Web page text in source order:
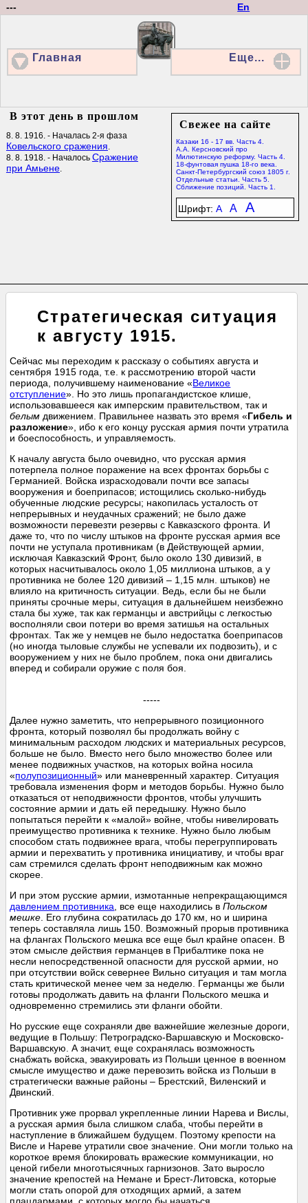
En
---
Главная Еще...
Свежее на сайте
Казаки 16 - 17 вв. Часть 4.
А.А. Керсновский про
Милютинскую реформу. Часть 4.
18-фунтовая пушка 18-го века.
Санкт-Петербургский союз 1805 г.
Отдельные статьи. Часть 5.
Сближение позиций. Часть 1.
Шрифт: A A A
В этот день в прошлом
8. 8. 1916. - Началась 2-я фаза
Ковельского сражения.
8. 8. 1918. - Началось Сражение
при Амьене.
Стратегическая ситуация
к августу 1915.
Сейчас мы переходим к рассказу о событиях августа и
сентября 1915 года, т.е. к рассмотрению второй части
периода, получившему наименование «Великое
отступление». Но это лишь пропагандистское клише,
использовавшееся как имперским правительством, так и
белым движением. Правильнее назвать это время «Гибель и
разложение», ибо к его концу русская армия почти утратила
и боеспособность, и управляемость.
К началу августа было очевидно, что русская армия
потерпела полное поражение на всех фронтах борьбы с
Германией. Войска израсходовали почти все запасы
вооружения и боеприпасов; истощились сколько-нибудь
обученные людские ресурсы; накопилась усталость от
непрерывных и неудачных сражений; не было даже
возможности перевезти резервы с Кавказского фронта. И
даже то, что по числу штыков на фронте русская армия все
почти не уступала противникам (в Действующей армии,
исключая Кавказский Фронт, было около 130 дивизий, в
которых насчитывалось около 1,05 миллиона штыков, а у
противника не более 120 дивизий – 1,15 млн. штыков) не
влияло на критичность ситуации. Ведь, если бы не были
приняты срочные меры, ситуация в дальнейшем неизбежно
стала бы хуже, так как германцы и австрийцы с легкостью
восполняли свои потери во время затишья на остальных
фронтах. Так же у немцев не было недостатка боеприпасов
(но иногда тыловые службы не успевали их подвозить), и с
вооружением у них не было проблем, пока они двигались
вперед и собирали оружие с поля боя.
-----
Далее нужно заметить, что непрерывного позиционного
фронта, который позволял бы продолжать войну с
минимальным расходом людских и материальных ресурсов,
больше не было. Вместо него было множество более или
менее подвижных участков, на которых война носила
«полупозиционный» или маневренный характер. Ситуация
требовала изменения форм и методов борьбы. Нужно было
отказаться от неподвижности фронтов, чтобы улучшить
состояние армии и дать ей передышку. Нужно было
попытаться перейти к «малой» войне, чтобы нивелировать
преимущество противника к технике. Нужно было любым
способом стать подвижнее врага, чтобы перегруппировать
армии и перехватить у противника инициативу, и чтобы враг
сам стремился сделать фронт неподвижным как можно
скорее.
И при этом русские армии, измотанные непрекращающимся
давлением противника , все еще находились вПольском
мешке . Его глубина сократилась до 170 км, но и ширина
теперь составляла лишь 150. Возможный прорыв противника
на флангах Польского мешка все еще был крайне опасен. В
этом смысле действия германцев в Прибалтике пока не
несли непосредственной опасности для русской армии, но
при отсутствии войск севернее Вильно ситуация и там могла
стать критической менее чем за неделю. Германцы же были
готовы продолжать давить на фланги Польского мешка и
одновременно стремились эти фланги обойти.
Но русские еще сохраняли две важнейшие железные дороги,
ведущие в Польшу: Петроградско-Варшавскую и Московско-
Варшавскую. А значит, еще сохранялась возможность
снабжать войска, эвакуировать из Польши ценное в военном
смысле имущество и даже перевозить войска из Польши в
стратегически важные районы – Брестский, Виленский и
Двинский.
Противник уже прорвал укрепленные линии Нарева и Вислы,
а русская армия была слишком слаба, чтобы перейти в
наступление в ближайшем будущем. Поэтому крепости на
Висле и Нареве утратили свое значение. Они могли только на
короткое время блокировать вражеские коммуникации, но
ценой гибели многотысячных гарнизонов. Зато выросло
значение крепостей на Немане и Брест-Литовска, которые
могли стать опорой для отходящих армий, а затем